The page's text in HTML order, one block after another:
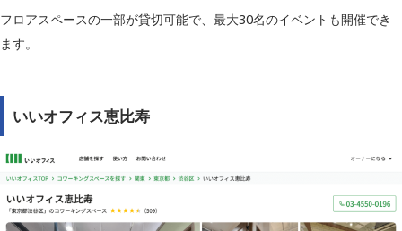
フロアスペースの一部が貸切可能で、最大30名のイベントも開催でき
ます。
いいオフィス恵比寿